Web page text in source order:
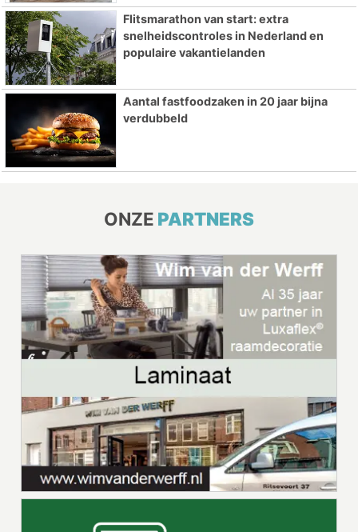
Flitsmarathon van start: extra
snelheidscontroles in Nederland en
populaire vakantielanden
Aantal fastfoodzaken in 20 jaar bijna
verdubbeld
ONZE PARTNERS